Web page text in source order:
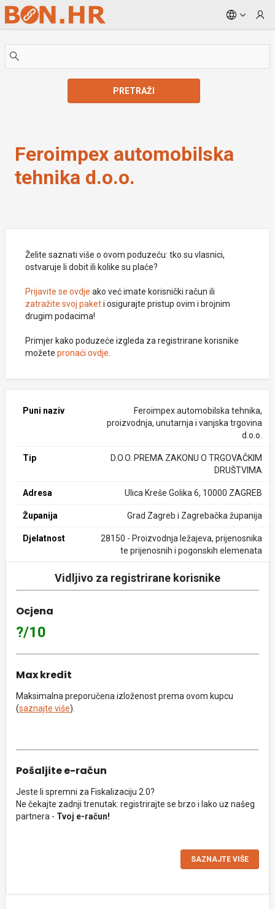
Skip to Main Content
PRETRAŽI
Feroimpex automobilska
tehnika d.o.o.
Želite saznati više o ovom poduzeću: tko su vlasnici,
ostvaruje li dobit ili kolike su plaće?
Prijavite se ovdje ako već imate korisnički račun ili
zatražite svoj paketi osigurajte pristup ovim i brojnim
drugim podacima!
Primjer kako poduzeće izgleda za registrirane korisnike
možete pronaći ovdje
Puni naziv
Feroimpex automobilska tehnika,
proizvodnja, unutarnja i vanjska trgovina
d.o.o.
Tip
D.O.O. PREMA ZAKONU O TRGOVAČKIM
DRUŠTVIMA
Adresa Ulica Kreše Golika 6, 10000 ZAGREB
Županija Grad Zagreb i Zagrebačka županija
Djelatnost
28150 - Proizvodnja ležajeva, prijenosnika
te prijenosnih i pogonskih elemenata
Vidljivo za registrirane korisnike
Ocjena
?/10
Max kredit
Maksimalna preporučena izloženost prema ovom kupcu
(saznajte više).
Pošaljite e-račun
Jeste li spremni za Fiskalizaciju 2.0?
Ne čekajte zadnji trenutak: registrirajte se brzo i lako uz našeg
partnera - Tvoj e-račun!
SAZNAJTE VIŠE